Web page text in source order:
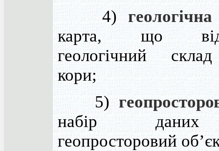
4)
карта, що
геологічний
кори;
5)
набір
геопросторовий